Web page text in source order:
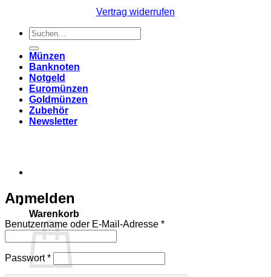
Warenkorb
Vertrag widerrufen
Suchen
nach:
Münzen
Banknoten
Notgeld
Euromünzen
Goldmünzen
Zubehör
Newsletter
Anmelden
Benutzername oder E-Mail-Adresse *Erforderlich
Passwort*Erforderlich